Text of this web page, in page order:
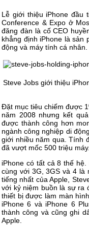
Lễ giới thiệu iPhone đầu
Conference & Expo ở
đăng đàn là cố CEO
khẳng định iPhone là sản
động và máy tính cá nhân.
Steve Jobs giới thiệu
Đặt mục tiêu chiếm được
năm 2008 nhưng kết
được thành công hơn
ngành công nghiệp di
giới nhiều năm qua. Tính
đã vượt mốc 500 triệu máy.
iPhone có tất cả 8 thế
cùng với 3G, 3GS và 4 là
tiếng nhất của Apple,
với kỷ niệm buồn là sự ra
thiết bị được làm màn
iPhone 6 và iPhone 6
thành công và cũng ghi
Apple.